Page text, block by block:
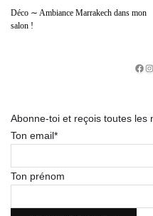
Déco ∼ Ambiance Marrakech dans mon
salon !
Abonne-toi et reçois toutes les
Ton email*
Ton prénom